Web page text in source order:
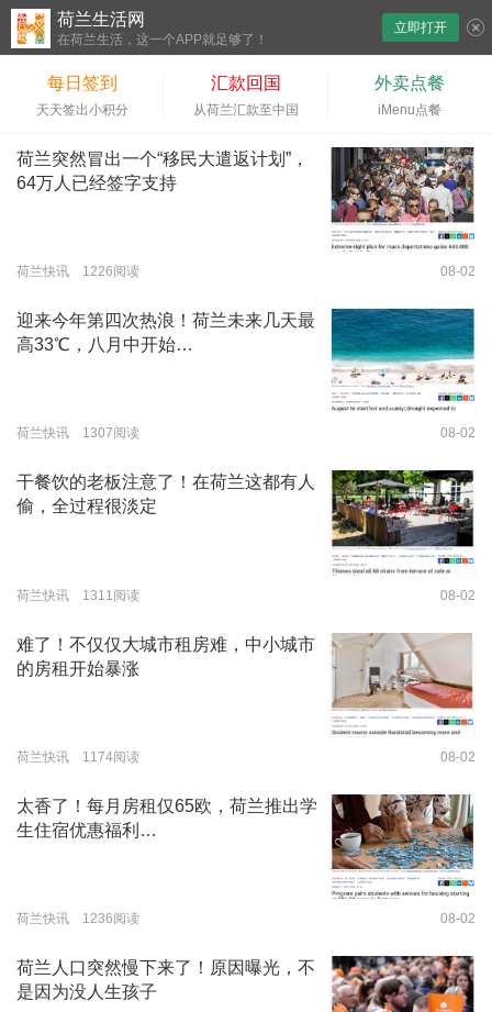
荷兰生活网
在荷兰生活，这一个APP就足够了！
立即打开
每日签到
天天签出小积分
汇款回国
从荷兰汇款至中国
外卖点餐
iMenu点餐
荷兰突然冒出一个“移民大遣返计划”，
64万人已经签字支持
荷兰快讯 1226阅读 08-02
迎来今年第四次热浪！荷兰未来几天最
高33℃，八月中开始…
荷兰快讯 1307阅读 08-02
干餐饮的老板注意了！在荷兰这都有人
偷，全过程很淡定
荷兰快讯 1311阅读 08-02
难了！不仅仅大城市租房难，中小城市
的房租开始暴涨
荷兰快讯 1174阅读 08-02
太香了！每月房租仅65欧，荷兰推出学
生住宿优惠福利…
荷兰快讯 1236阅读 08-02
荷兰人口突然慢下来了！原因曝光，不
是因为没人生孩子